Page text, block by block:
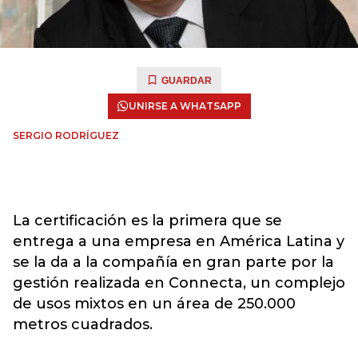
GUARDAR
UNIRSE A WHATSAPP
SERGIO RODRÍGUEZ
La certificación es la primera que se
entrega a una empresa en América Latina y
se la da a la compañía en gran parte por la
gestión realizada en Connecta, un complejo
de usos mixtos en un área de 250.000
metros cuadrados.